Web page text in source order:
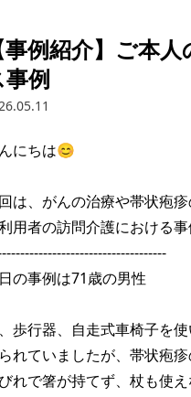
事例紹介】ご本
事例
にちは😊
は、がんの治療や帯状疱
用者の訪問介護における
の事例は71歳の男性
歩行器、自走式車椅子を
れていましたが、帯状疱
れで箸が持てず、杖も使